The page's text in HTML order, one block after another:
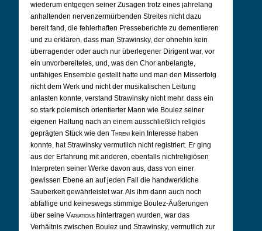
wiederum entgegen seiner Zusagen trotz eines jahrelang
anhaltenden nervenzermürbenden Streites nicht dazu
bereit fand, die fehlerhaften Presseberichte zu dementieren
und zu erklären, dass man Strawinsky, der ohnehin kein
überragender oder auch nur überlegener Dirigent war, vor
ein unvorbereitetes, und, was den Chor anbelangte,
unfähiges Ensemble gestellt hatte und man den Misserfolg
nicht dem Werk und nicht der musikalischen Leitung
anlasten konnte, verstand Strawinsky nicht mehr. dass ein
so stark polemisch orientierter Mann wie Boulez seiner
eigenen Haltung nach an einem ausschließlich religiös
geprägten Stück wie den Threni kein Interesse haben
konnte, hat Strawinsky vermutlich nicht registriert. Er ging
aus der Erfahrung mit anderen, ebenfalls nichtreligiösen
Interpreten seiner Werke davon aus, dass von einer
gewissen Ebene an auf jeden Fall die handwerkliche
Sauberkeit gewährleistet war. Als ihm dann auch noch
abfällige und keineswegs stimmige Boulez-Äußerungen
über seine Variations hintertragen wurden, war das
Verhältnis zwischen Boulez und Strawinsky, vermutlich zur